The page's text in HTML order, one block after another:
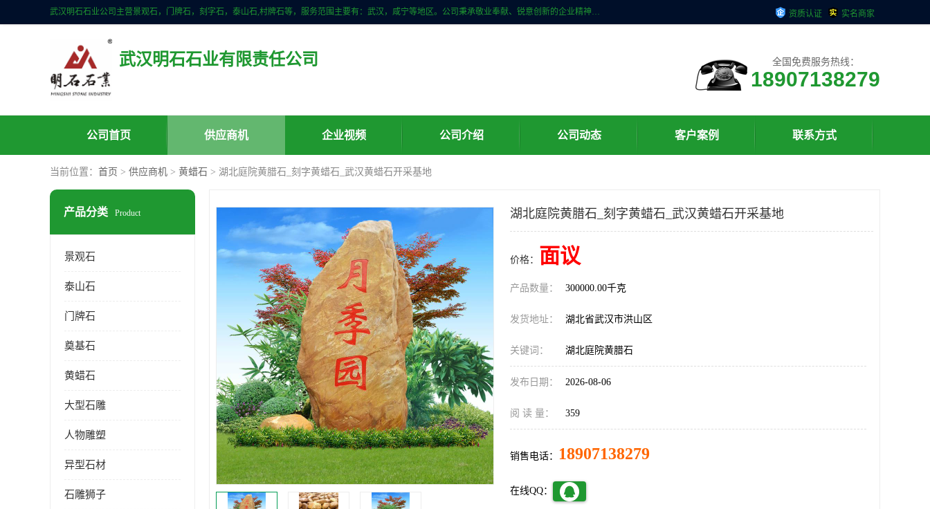
武汉明石石业公司主营景观石，门牌石，刻字石，泰山石,村牌石等，服务范围主要有：武汉，咸宁等地区。公司秉承敬业奉献、锐意创新的企业精神，从无到有，从小到大，以一种产业报国的创业精神，竭诚为客户提供服务，为社会设计财富。 资质认证 实名商家
武汉明石石业有限责任公司 全国免费服务热线：
18907138279
公司首页 供应商机 企业视频 公司介绍 公司动态 客户案例 联系方式
当前位置： 首页 > 供应商机 > 黄蜡石 > 湖北庭院黄腊石_刻字黄蜡石_武汉黄蜡石开采基地
产品分类 Product
景观石
泰山石
门牌石
奠基石
黄蜡石
大型石雕
人物雕塑
异型石材
石雕狮子
湖北庭院黄腊石_刻字黄蜡石_武汉黄蜡石开采基地
价格： 面议
产品数量： 300000.00千克
发货地址： 湖北省武汉市洪山区
关键词： 湖北庭院黄腊石
发布日期： 2026-08-06
阅 读 量： 359
销售电话： 18907138279
在线QQ：